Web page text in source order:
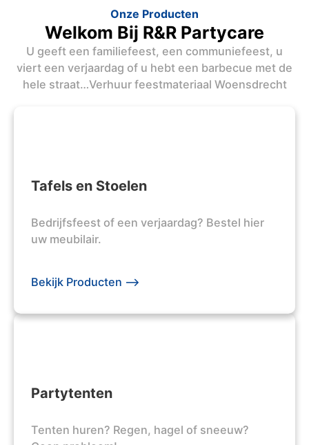
Onze Producten
Welkom Bij R&R Partycare
U geeft een familiefeest, een communiefeest, u
viert een verjaardag of u hebt een barbecue met de
hele straat…Verhuur feestmateriaal Woensdrecht
Tafels en Stoelen
Bedrijfsfeest of een verjaardag? Bestel hier
uw meubilair.
Bekijk Producten -->
Partytenten
Tenten huren? Regen, hagel of sneeuw?